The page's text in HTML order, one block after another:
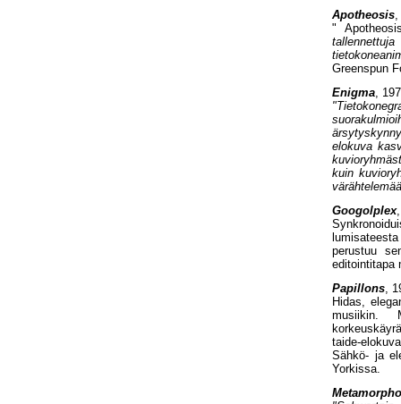
Apotheosis,
"
Greenspun
Enigma,
elokuva
kuin
Googolplex
perustuu
editointitapa
Papillons,
Hidas,
musiikin.
taide-
Sähkö- ja
Yorkissa.